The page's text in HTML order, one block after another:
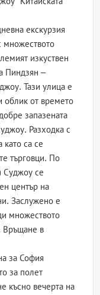
екскурзия
множеството
изкуствен
Пиндзян –
Тази улица е
облик от времето
запазената
Разходка с
като са се
търговци. По
Суджоу се
център на
Заслужено е
множеството
Връщане в
за София
за полет
късно вечерта на